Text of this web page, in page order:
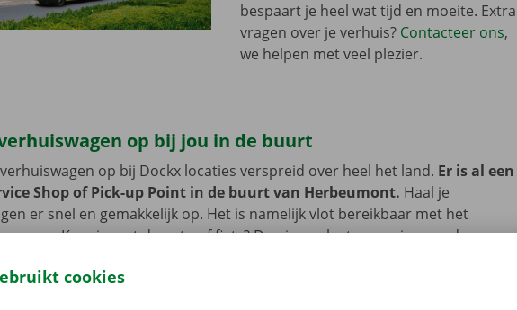
bespaart je heel wat tijd en moeite. Extra
vragen over je verhuis? Contacteer ons,
we helpen met veel plezier.
op bij jou in de buurt
verhuiswagen op bij Dockx locaties verspreid over heel het land. Er is al een
Shop of Pick-up Point in de buurt van Herbeumont. Haal je
er snel en gemakkelijk op. Het is namelijk vlot bereikbaar met het
Kom je met de auto of fiets? Dan is er plaats voorzien om deze
cookies